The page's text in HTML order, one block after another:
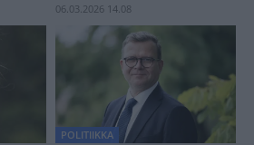
06.03.2026 14.08
POLITIIKKA